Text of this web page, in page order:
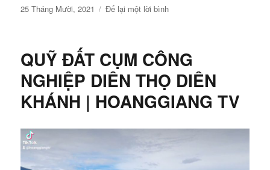
Đăng
25 Tháng Mười, 2021 Để lại một lời bìnhở
XIỂN
PHƯƠNG
GẦN
TRƯỜNG
TRIỆU
QUỸ ĐẤT CỤM CÔNG
NGHIỆP DIÊN THỌ DIÊN
KHÁNH | HOANGGIANG TV